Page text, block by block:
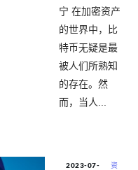
宁 在加密资产
的世界中，比
特币无疑是最
被人们所熟知
的存在。然
而，当人...
2023-07-
资